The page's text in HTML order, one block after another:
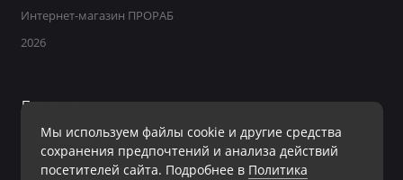
Мы используем файлы cookie и другие средства
сохранения предпочтений и анализа действий
посетителей сайта. Подробнее в Политика
Интернет-магазин ПРОРАБ
2026
Поддержка
+7 950 800-40-09
Ежедневно с 8:00 до 19:00 Без перерывов и выходных